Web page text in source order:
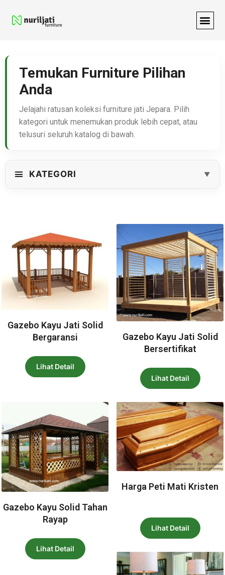
Temukan Furniture Pilihan
Anda
Jelajahi ratusan koleksi furniture jati Jepara. Pilih
kategori untuk menemukan produk lebih cepat, atau
telusuri seluruh katalog di bawah.
Gazebo Kayu Jati Solid
Bergaransi
Lihat Detail
Gazebo Kayu Jati Solid
Bersertifikat
Lihat Detail
Gazebo Kayu Solid Tahan
Rayap
Lihat Detail
Harga Peti Mati Kristen
Lihat Detail